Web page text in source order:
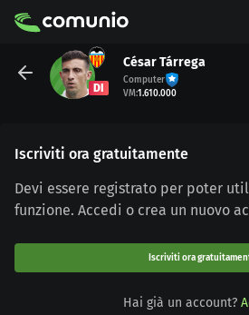
DI
César Tárrega
Computer
VM:1.610.000
Iscriviti ora gratuitamente
Devi essere registrato per poter
funzione. Accedi o crea un nuovo
Iscriviti ora
Hai già un account?